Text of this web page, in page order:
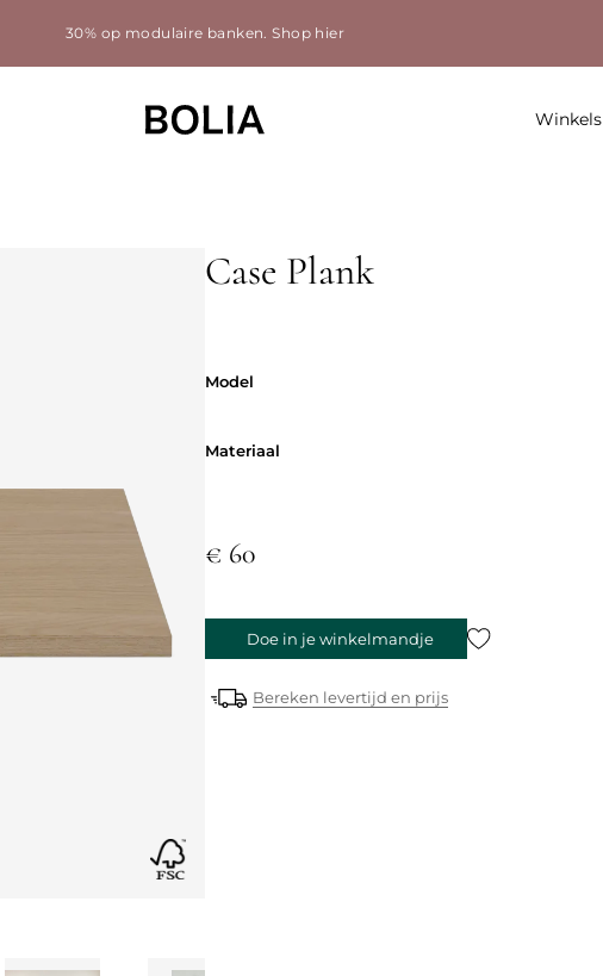
30% op modulaire banken.Shop hier
Winkels
Case Plank
Model
Materiaal
€ 60
Doe in je winkelmandje
Bereken levertijd en prijs